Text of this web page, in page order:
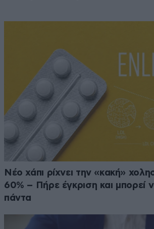
Νέο χάπι ρίχνει την «κακή»
60% – Πήρε έγκριση και μπορεί
πάντα